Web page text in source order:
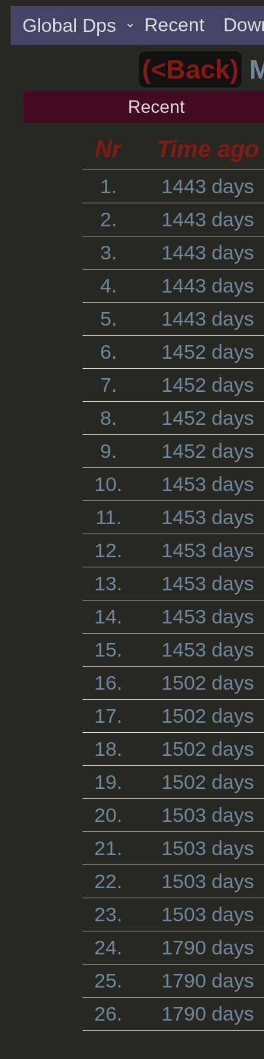
Recent
(<Back)
Recent
Nr Time ago
1.
1443 days
2.
1443 days
3.
1443 days
4.
1443 days
5.
1443 days
6.
1452 days
7.
1452 days
8.
1452 days
9.
1452 days
10.
1453 days
11.
1453 days
12.
1453 days
13.
1453 days
14.
1453 days
15.
1453 days
16.
1502 days
17.
1502 days
18.
1502 days
19.
1502 days
20.
1503 days
21.
1503 days
22.
1503 days
23.
1503 days
24.
1790 days
25.
1790 days
26.
1790 days